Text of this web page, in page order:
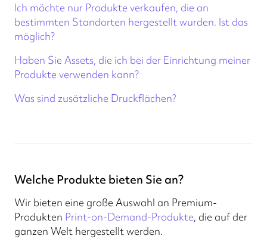
Druck-API
Druck
Produktvorschau-Funktion
Produkte
Ich möchte nur Produkte verkaufen, die an
bestimmten Standorten hergestellt wurden. Ist das
möglich?
Haben Sie Assets, die ich bei der Einrichtung meiner
Produkte verwenden kann?
Was sind zusätzliche Druckflächen?
Welche Produkte bieten Sie an?
Wir bieten eine große Auswahl an Premium-
Produkten Print-on-Demand-Produkte, die auf der
ganzen Welt hergestellt werden.